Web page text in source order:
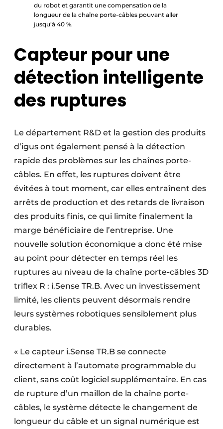
du robot et garantit une compensation de la
longueur de la chaîne porte-câbles pouvant aller
jusqu’à 40 %.
Capteur pour une
détection intelligente
des ruptures
Le département R&D et la gestion des produits
d’igus ont également pensé à la détection
rapide des problèmes sur les chaînes porte-
câbles. En effet, les ruptures doivent être
évitées à tout moment, car elles entraînent des
arrêts de production et des retards de livraison
des produits finis, ce qui limite finalement la
marge bénéficiaire de l’entreprise. Une
nouvelle solution économique a donc été mise
au point pour détecter en temps réel les
ruptures au niveau de la chaîne porte-câbles 3D
triflex R : i.Sense TR.B. Avec un investissement
limité, les clients peuvent désormais rendre
leurs systèmes robotiques sensiblement plus
durables.
« Le capteur i.Sense TR.B se connecte
directement à l’automate programmable du
client, sans coût logiciel supplémentaire. En cas
de rupture d’un maillon de la chaîne porte-
câbles, le système détecte le changement de
longueur du câble et un signal numérique est